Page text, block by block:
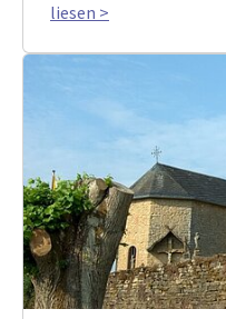
liesen >